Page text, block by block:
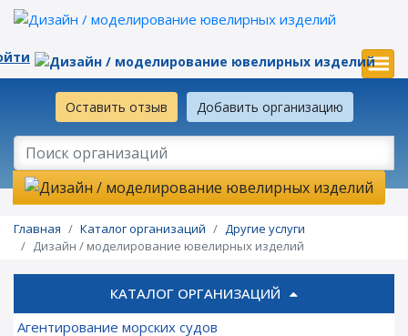
Оставить отзыв Добавить организацию
Главная Каталог организаций
Другие услуги
Дизайн / моделирование ювелирных изделий
КАТАЛОГ ОРГАНИЗАЦИЙ
Агентирование морских судов